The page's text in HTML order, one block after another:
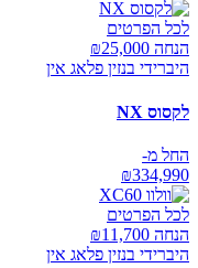
לכל הפרטים
הנחה ₪ 25,000
היברידי בנזין פלאג אין
לקסוס NX
החל מ-
₪334,990
לכל הפרטים
הנחה ₪ 11,700
היברידי בנזין פלאג אין